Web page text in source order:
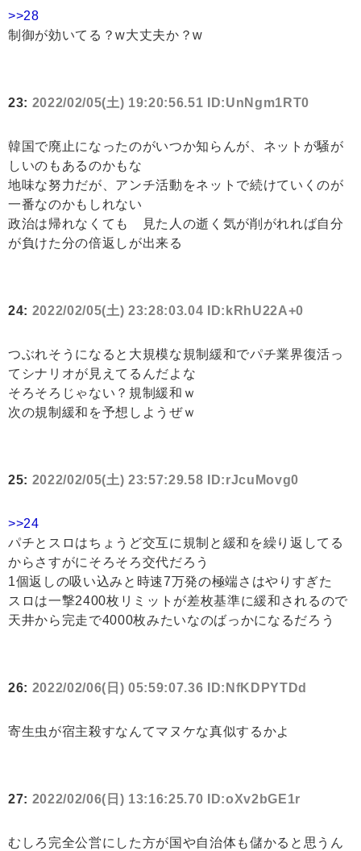
>>28
制御が効いてる？w大丈夫か？w
23: 2022/02/05(土) 19:20:56.51 ID:UnNgm1RT0
韓国で廃止になったのがいつか知らんが、ネットが騒が
しいのもあるのかもな
地味な努力だが、アンチ活動をネットで続けていくのが
一番なのかもしれない
政治は帰れなくても 見た人の逝く気が削がれれば自分
が負けた分の倍返しが出来る
24: 2022/02/05(土) 23:28:03.04 ID:kRhU22A+0
つぶれそうになると大規模な規制緩和でパチ業界復活っ
てシナリオが見えてるんだよな
そろそろじゃない？規制緩和ｗ
次の規制緩和を予想しようぜｗ
25: 2022/02/05(土) 23:57:29.58 ID:rJcuMovg0
>>24
パチとスロはちょうど交互に規制と緩和を繰り返してる
からさすがにそろそろ交代だろう
1個返しの吸い込みと時速7万発の極端さはやりすぎた
スロは一撃2400枚リミットが差枚基準に緩和されるので
天井から完走で4000枚みたいなのばっかになるだろう
26: 2022/02/06(日) 05:59:07.36 ID:NfKDPYTDd
寄生虫が宿主殺すなんてマヌケな真似するかよ
27: 2022/02/06(日) 13:16:25.70 ID:oXv2bGE1r
むしろ完全公営にした方が国や自治体も儲かると思うん